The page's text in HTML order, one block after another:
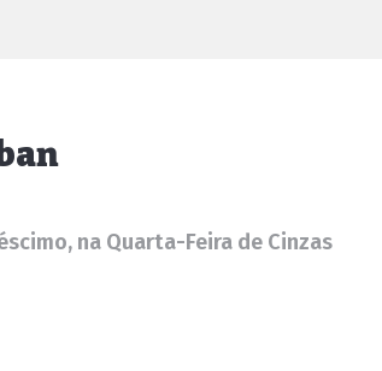
na Quarta-Feira de Cinzas